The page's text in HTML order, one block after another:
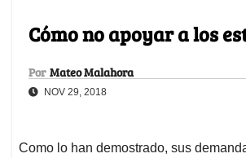
Cómo no apoyar a los
Por Mateo Malahora
NOV 29, 2018
Como lo han demostrado, sus